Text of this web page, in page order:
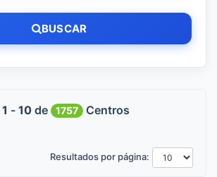
BUSCAR
1 - 10 de 1757
Centros
Resultados por página: